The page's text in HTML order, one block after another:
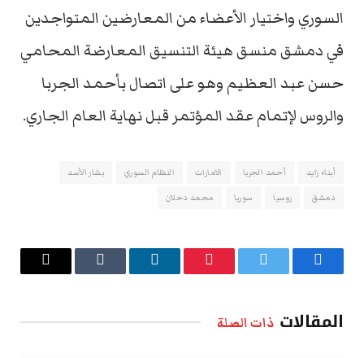
السوري واختيار الأعضاء من المعارضين المتواجدين
في دمشق منسق هيئة التنسيق المعارضة المحامي
حسن عبد العظيم وهو على اتصال بأحمد الجربا
والروس لإتمام عقد المؤتمر قبل نهاية العام الجاري.
أبناء زايد أحمد الجربا الامارات النظام السوري
بشار الأسد
دمشق
روسيا سوريا محمد دحلان
فيسبوك تويتر بينتيريستلينكدإن Tumblr
البريد
المقالات ذات الصلة